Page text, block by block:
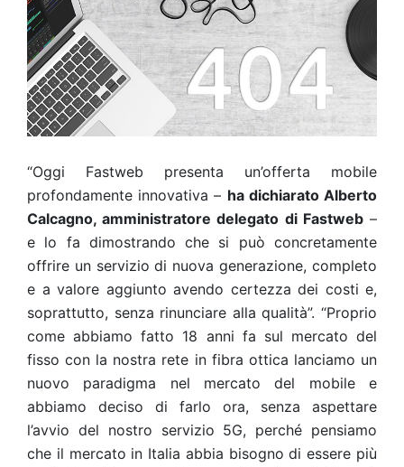
“Oggi Fastweb presenta un’offerta mobile
profondamente innovativa – ha dichiarato Alberto
Calcagno, amministratore delegato di Fastweb–
e lo fa dimostrando che si può concretamente
offrire un servizio di nuova generazione, completo
e a valore aggiunto avendo certezza dei costi e,
soprattutto, senza rinunciare alla qualità”. “Proprio
come abbiamo fatto 18 anni fa sul mercato del
fisso con la nostra rete in fibra ottica lanciamo un
nuovo paradigma nel mercato del mobile e
abbiamo deciso di farlo ora, senza aspettare
l’avvio del nostro servizio 5G, perché pensiamo
che il mercato in Italia abbia bisogno di essere più